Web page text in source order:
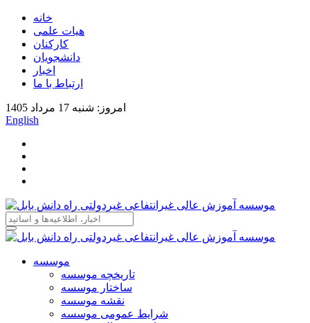
خانه
هیات علمی
کارکنان
دانشجویان
اخبار
ارتباط با ما
امروز: شنبه 17 مرداد 1405
English
موسسه
تاریخچه موسسه
ساختار موسسه
نقشه موسسه
شرایط عمومی موسسه